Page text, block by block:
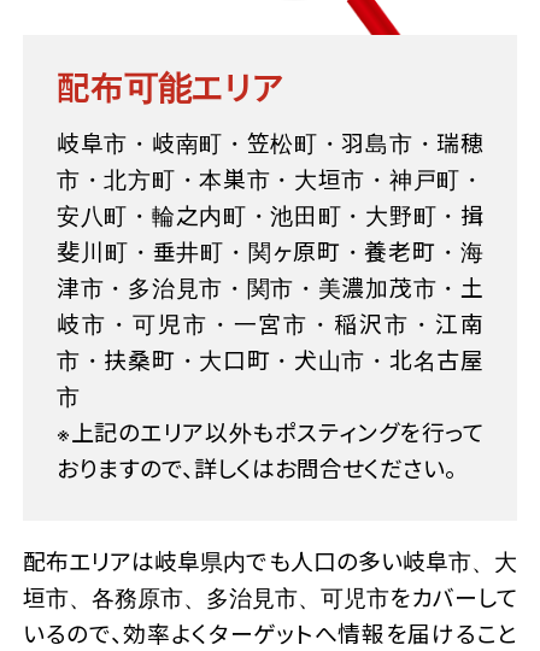
配布可能エリア
岐阜市・岐南町・笠松町・羽島市・瑞穂
市・北方町・本巣市・大垣市・神戸町・
安八町・輪之内町・池田町・大野町・揖
斐川町・垂井町・関ヶ原町・養老町・海
津市・多治見市・関市・美濃加茂市・土
岐市・可児市・一宮市・稲沢市・江南
市・扶桑町・大口町・犬山市・北名古屋
市
※上記のエリア以外もポスティングを行って
おりますので、詳しくはお問合せください。
配布エリアは岐阜県内でも人口の多い岐阜市、大
垣市、各務原市、多治見市、可児市をカバーして
いるので、効率よくターゲットへ情報を届けること